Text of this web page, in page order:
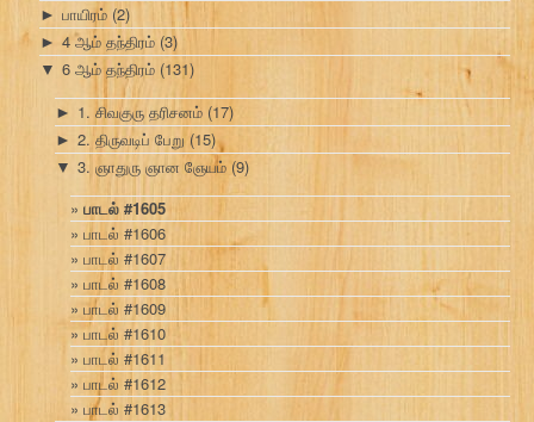
► பாயிரம் (2)
► 4 ஆம் தந்திரம் (3)
▼ 6 ஆம் தந்திரம் (131)
► 1. சிவகுரு தரிசனம் (17)
► 2. திருவடிப் பேறு (15)
▼ 3. ஞாதுரு ஞான ஞேயம் (9)
பாடல் #1605
பாடல் #1606
பாடல் #1607
பாடல் #1608
பாடல் #1609
பாடல் #1610
பாடல் #1611
பாடல் #1612
பாடல் #1613